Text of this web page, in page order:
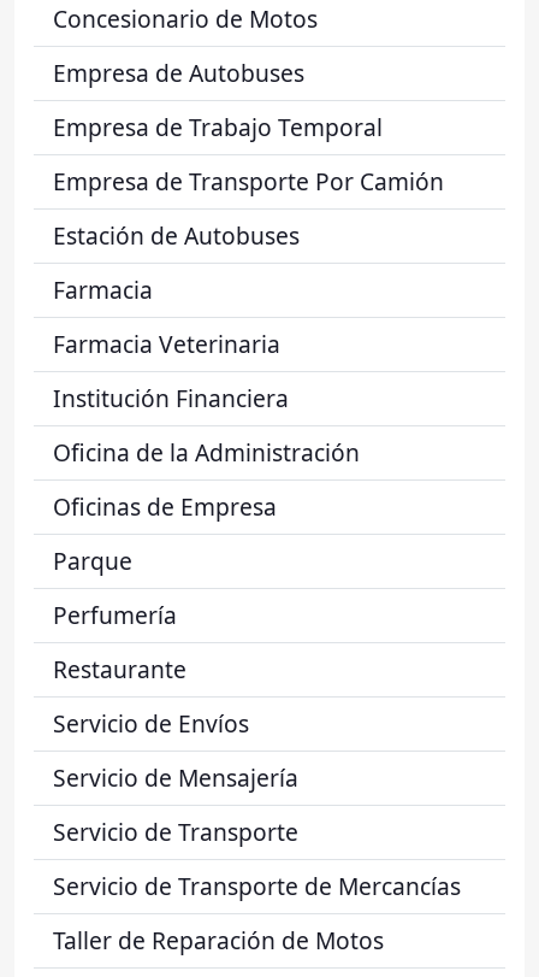
Concesionario de Motos
Empresa de Autobuses
Empresa de Trabajo Temporal
Empresa de Transporte Por Camión
Estación de Autobuses
Farmacia
Farmacia Veterinaria
Institución Financiera
Oficina de la Administración
Oficinas de Empresa
Parque
Perfumería
Restaurante
Servicio de Envíos
Servicio de Mensajería
Servicio de Transporte
Servicio de Transporte de Mercancías
Taller de Reparación de Motos